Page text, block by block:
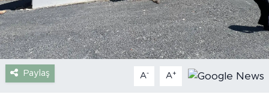
Paylaş A- A+
Siyaset
Spor
Turizm